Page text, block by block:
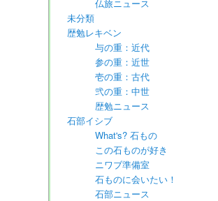
仏旅ニュース
未分類
歴勉レキベン
与の重：近代
参の重：近世
壱の重：古代
弐の重：中世
歴勉ニュース
石部イシブ
What's? 石もの
この石ものが好き
ニワブ準備室
石ものに会いたい！
石部ニュース